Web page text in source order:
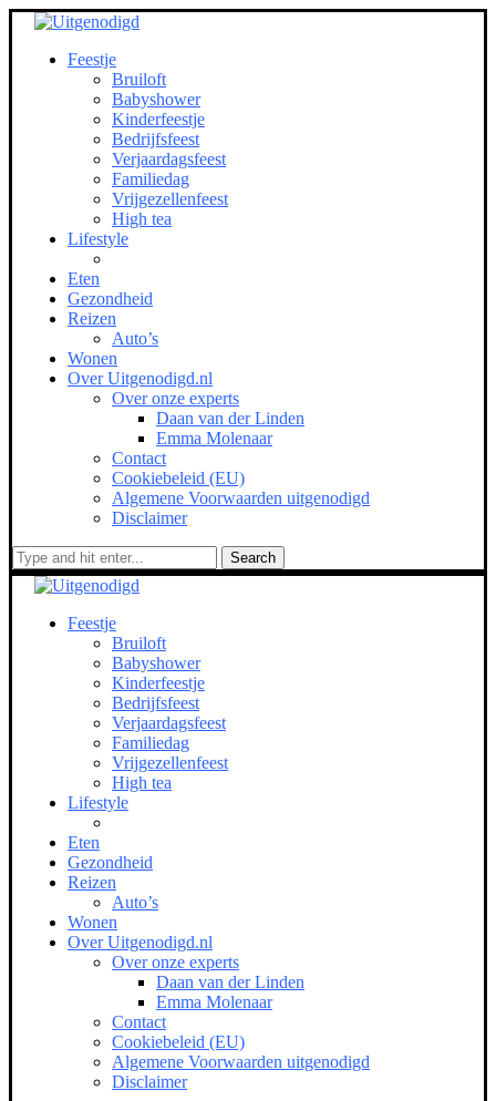
Feestje
Bruiloft
Babyshower
Kinderfeestje
Bedrijfsfeest
Verjaardagsfeest
Familiedag
Vrijgezellenfeest
High tea
Lifestyle
Eten
Gezondheid
Reizen
Auto’s
Wonen
Over Uitgenodigd.nl
Over onze experts
Daan van der Linden
Emma Molenaar
Contact
Cookiebeleid (EU)
Algemene Voorwaarden uitgenodigd
Disclaimer
Search
Feestje
Bruiloft
Babyshower
Kinderfeestje
Bedrijfsfeest
Verjaardagsfeest
Familiedag
Vrijgezellenfeest
High tea
Lifestyle
Eten
Gezondheid
Reizen
Auto’s
Wonen
Over Uitgenodigd.nl
Over onze experts
Daan van der Linden
Emma Molenaar
Contact
Cookiebeleid (EU)
Algemene Voorwaarden uitgenodigd
Disclaimer